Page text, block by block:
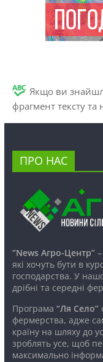
Якщо ви
фрагмент тексту та
ПРО НАС
“News Агро-Центр”–
які хочуть бути в
господарства. У
дрібні та середні
Програма “Ля Село”
фермерства, адже
країну на шляху до
зроблять усе, щоб
максимально